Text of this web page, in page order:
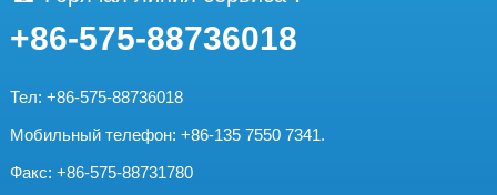
+86-575-88736018
Тел: +86-575-88736018
Мобильный телефон: +86-135 7550 7341.
Факс: +86-575-88731780